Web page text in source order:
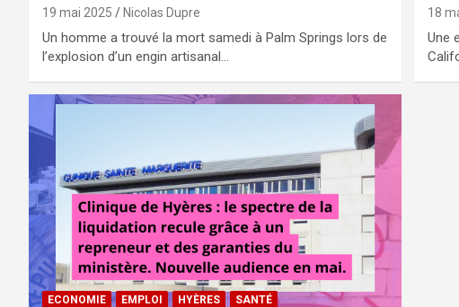
19 mai 2025 Nicolas Dupre
Un homme a trouvé la mort samedi à Palm Springs lors de
l’explosion d’un engin artisanal…
18
Une
ECONOMIE EMPLOI HYÈRES SANTÉ